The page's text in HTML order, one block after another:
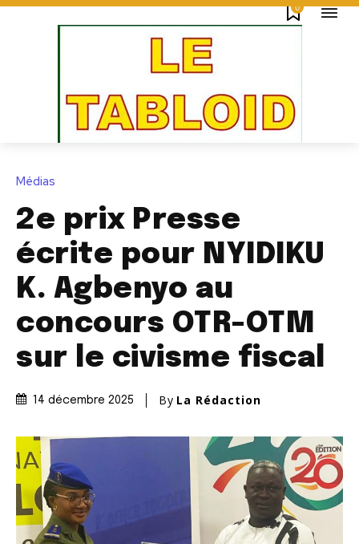
0
Médias
2e prix Presse
écrite pour NYIDIKU
K. Agbenyo au
concours OTR-OTM
sur le civisme fiscal
14 décembre 2025 By La Rédaction